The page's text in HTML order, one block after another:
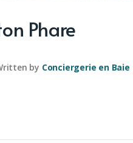
Phare
by Conciergerie en Baie